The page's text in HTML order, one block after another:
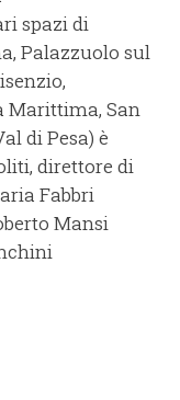
spazi di
Palazzuolo sul
Marittima, San
di Pesa) è
direttore di
Fabbri
Mansi